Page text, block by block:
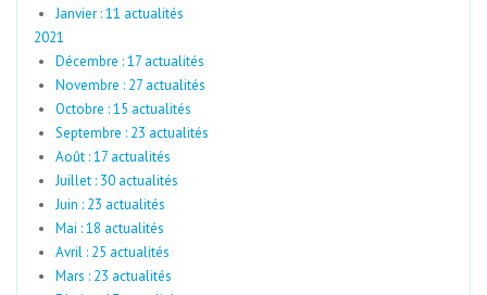
Janvier : 11 actualités
2021
Décembre : 17 actualités
Novembre : 27 actualités
Octobre : 15 actualités
Septembre : 23 actualités
Août : 17 actualités
Juillet : 30 actualités
Juin : 23 actualités
Mai : 18 actualités
Avril : 25 actualités
Mars : 23 actualités